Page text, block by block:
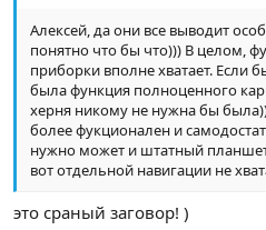
Алексей, да они все выводит
понятно что бы что))) В целом,
приборки вполне хватает. Если
была функция полноценного
херня никому не нужна бы
более фукционален и
нужно может и штатный
вот отдельной навигации не
это сраный заговор! )